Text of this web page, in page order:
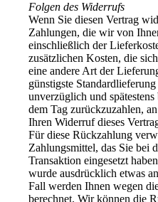
Folgen des Widerrufs
Wenn Sie diesen Vertrag
Zahlungen, die wir von
einschließlich der
zusätzlichen Kosten, die
eine andere Art der
günstigste
unverzüglich und
dem Tag zurückzuzahlen,
Ihren Widerruf dieses
Für diese Rückzahlung
Zahlungsmittel, das Sie bei
Transaktion eingesetzt
wurde ausdrücklich etwas
Fall werden Ihnen wegen
berechnet. Wir können die